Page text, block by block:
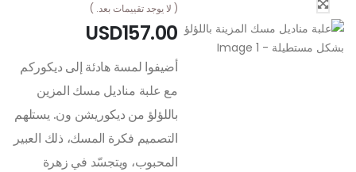
( لا يوجد تقييمات بعد. )
USD157.00
أضيفوا لمسة هادئة إلى ديكوركم
مع علبة مناديل مسك المزين
باللؤلؤ من ديكوريشن ون. يستلهم
التصميم فكرة المسك، ذلك العبير
المحبوب، ويتجسّد في زهرة